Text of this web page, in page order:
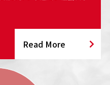
Read More